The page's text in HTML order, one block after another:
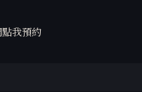
點我預約